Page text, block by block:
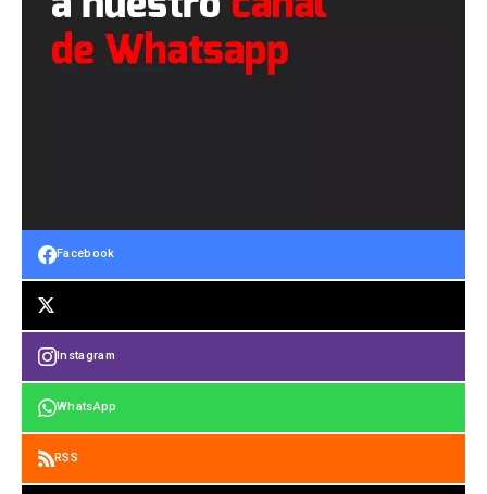
Facebook
Instagram
WhatsApp
RSS